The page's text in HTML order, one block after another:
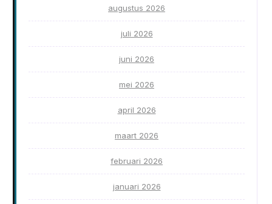
augustus 2026
juli 2026
juni 2026
mei 2026
april 2026
maart 2026
februari 2026
januari 2026